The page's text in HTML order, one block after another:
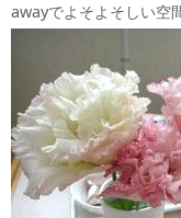
awayでよそよそしい空